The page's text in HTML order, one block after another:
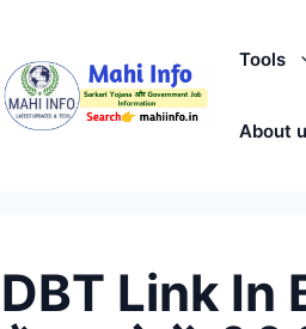
Tools
About
DBT Link In